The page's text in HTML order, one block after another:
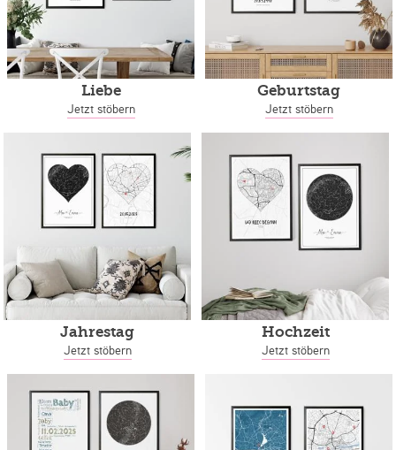
Liebe
Jetzt stöbern
Geburtstag
Jetzt stöbern
Jahrestag
Jetzt stöbern
Hochzeit
Jetzt stöbern